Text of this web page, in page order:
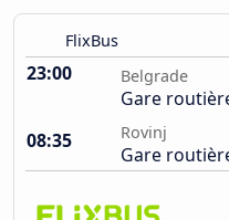
FlixBus
23:00 Belgrade
Gare
08:35
Rovinj
Gare